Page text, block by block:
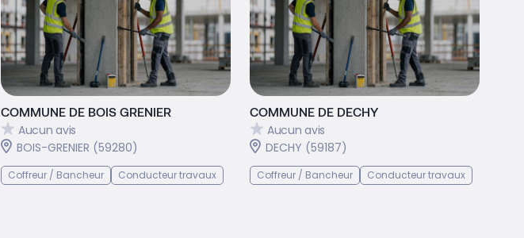
COMMUNE DE BOIS GRENIER
Aucun avis
BOIS-GRENIER (59280)
Coffreur / Bancheur Conducteur travaux
COMMUNE DE DECHY
Aucun avis
DECHY (59187)
Coffreur / Bancheur Conducteur travaux